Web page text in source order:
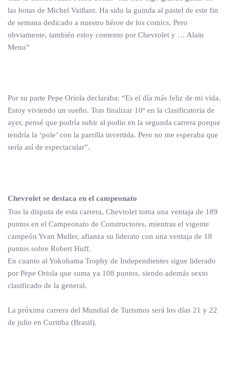
las botas de Michel Vaillant. Ha sido la guinda al pastel de este fin
de semana dedicado a nuestro héroe de los comics. Pero
obviamente, también estoy contento por Chevrolet y … Alain
Menu”
Por su parte Pepe Oriola declaraba: “Es el día más feliz de mi vida.
Estoy viviendo un sueño. Tras finalizar 10º en la clasificatoria de
ayer, pensé que podría subir al podio en la segunda carrera porque
tendría la ‘pole’ con la parrilla invertida. Pero no me esperaba que
sería así de espectacular”.
Chevrolet se destaca en el campeonato
Tras la disputa de esta carrera, Chevrolet toma una ventaja de 189
puntos en el Campeonato de Constructores, mientras el vigente
campeón Yvan Muller, afianza su liderato con una ventaja de 18
puntos sobre Robert Huff.
En cuanto al Yokohama Trophy de Independientes sigue liderado
por Pepe Oriola que suma ya 108 puntos, siendo además sexto
clasificado de la general.
La próxima carrera del Mundial de Turismos será los días 21 y 22
de julio en Curitiba (Brasil).